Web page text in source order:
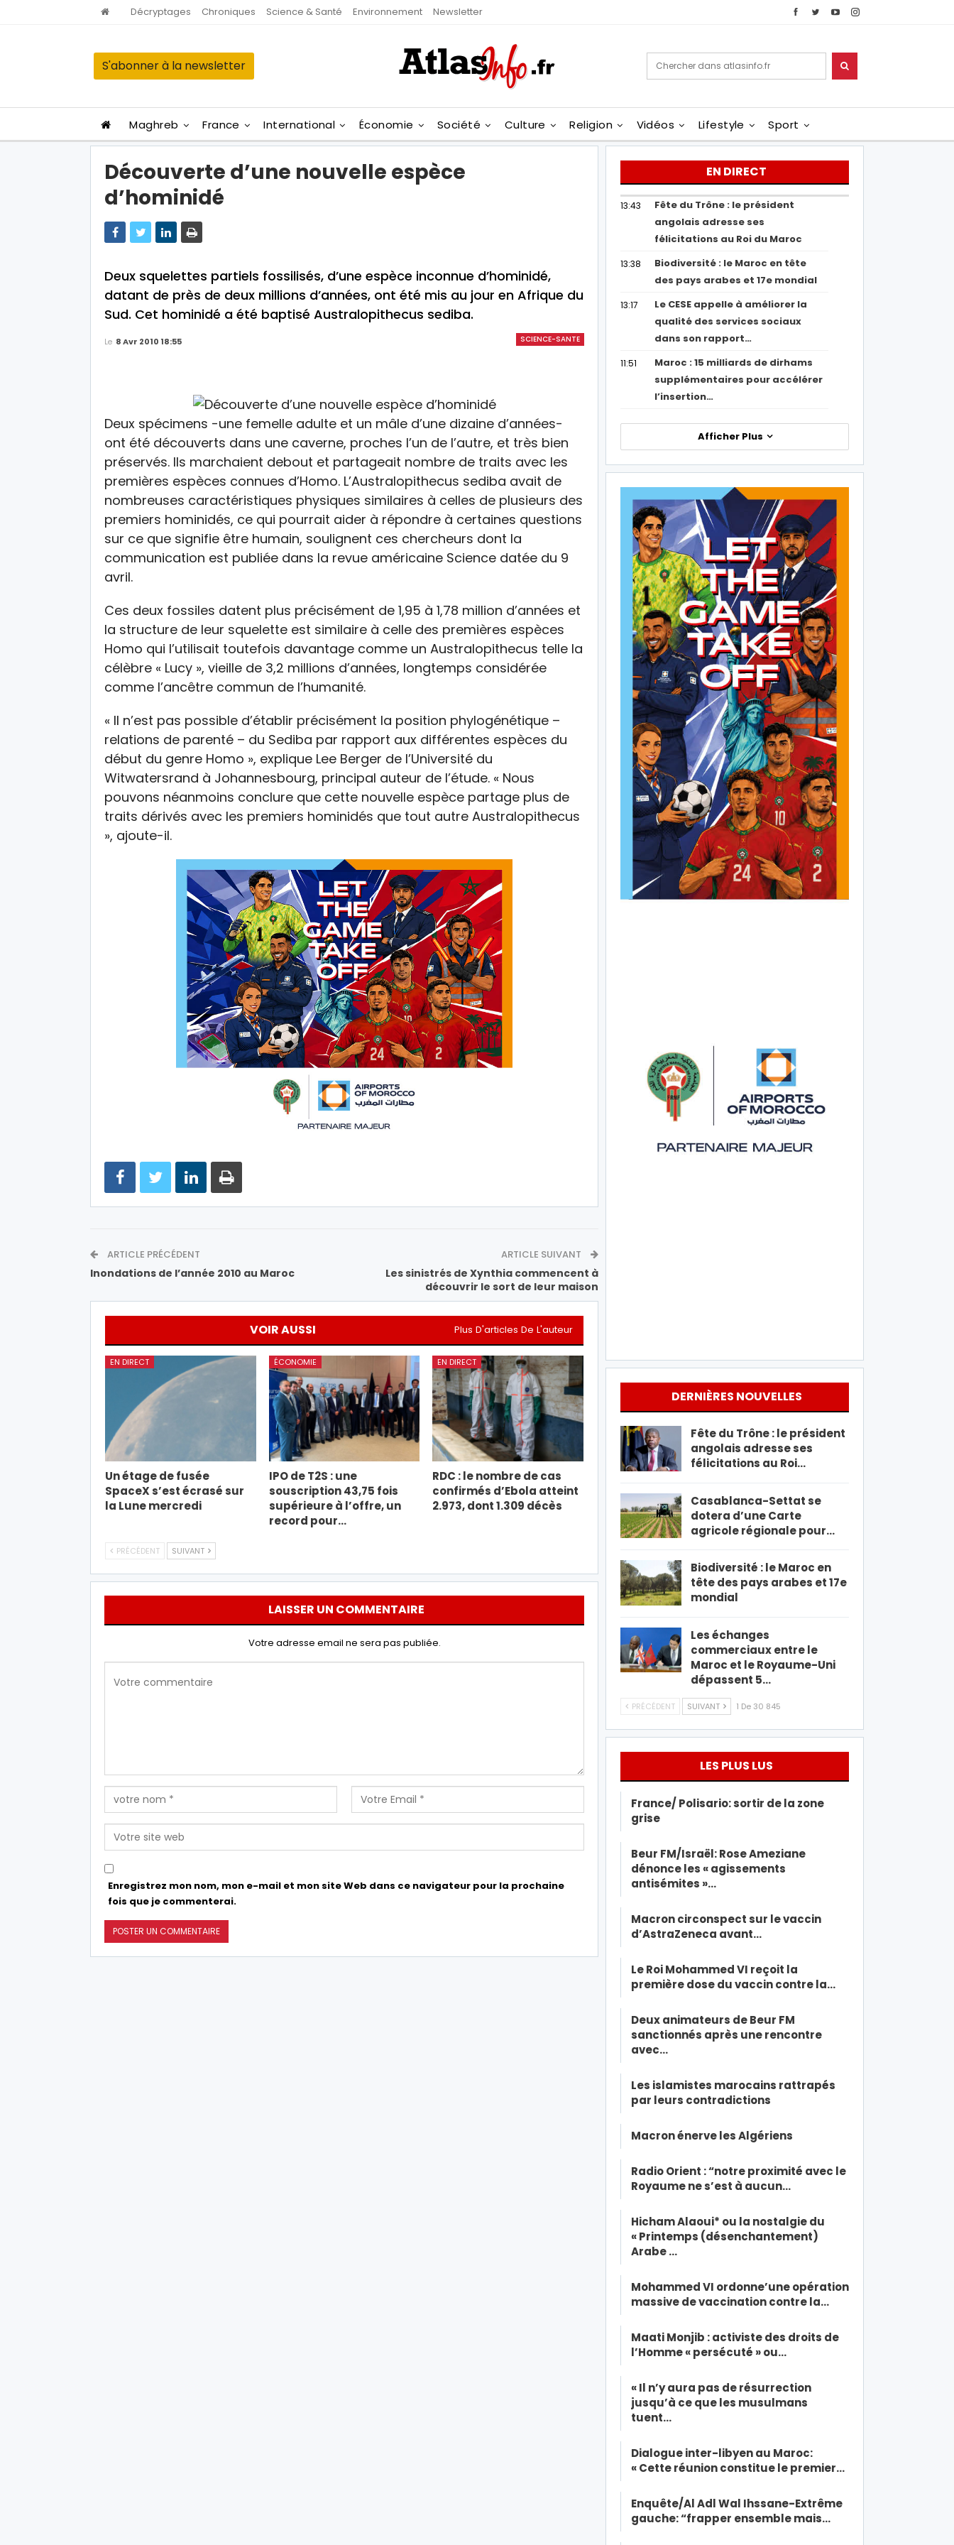
Décryptages Chroniques Science & Santé Environnement Newsletter
S'abonner à la newsletter
Maghreb France International Économie Société Culture Religion Vidéos Lifestyle Sport
Découverte d’une nouvelle espèce
d’hominidé
Deux squelettes partiels fossilisés, d’une espèce inconnue d’hominidé,
datant de près de deux millions d’années, ont été mis au jour en Afrique du
Sud. Cet hominidé a été baptisé Australopithecus sediba.
SCIENCE-SANTE
Le 8 Avr 2010 18:55
Deux spécimens -une femelle adulte et un mâle d’une dizaine d’années-
ont été découverts dans une caverne, proches l’un de l’autre, et très bien
préservés. Ils marchaient debout et partageait nombre de traits avec les
premières espèces connues d’Homo. L’Australopithecus sediba avait de
nombreuses caractéristiques physiques similaires à celles de plusieurs des
premiers hominidés, ce qui pourrait aider à répondre à certaines questions
sur ce que signifie être humain, soulignent ces chercheurs dont la
communication est publiée dans la revue américaine Science datée du 9
avril.
Ces deux fossiles datent plus précisément de 1,95 à 1,78 million d’années et
la structure de leur squelette est similaire à celle des premières espèces
Homo qui l’utilisait toutefois davantage comme un Australopithecus telle la
célèbre « Lucy », vieille de 3,2 millions d’années, longtemps considérée
comme l’ancêtre commun de l’humanité.
« Il n’est pas possible d’établir précisément la position phylogénétique –
relations de parenté – du Sediba par rapport aux différentes espèces du
début du genre Homo », explique Lee Berger de l’Université du
Witwatersrand à Johannesbourg, principal auteur de l’étude. « Nous
pouvons néanmoins conclure que cette nouvelle espèce partage plus de
traits dérivés avec les premiers hominidés que tout autre Australopithecus
», ajoute-il.
ARTICLE PRÉCÉDENT
Inondations de l’année 2010 au Maroc
ARTICLE SUIVANT
Les sinistrés de Xynthia commencent à
découvrir le sort de leur maison
VOIR AUSSI Plus D'articles De L'auteur
EN DIRECT
Un étage de fusée
SpaceX s’est écrasé sur
la Lune mercredi
ÉCONOMIE
IPO de T2S : une
souscription 43,75 fois
supérieure à l’offre, un
record pour…
EN DIRECT
RDC : le nombre de cas
confirmés d’Ebola atteint
2.973, dont 1.309 décès
PRÉCÉDENT SUIVANT
LAISSER UN COMMENTAIRE
Votre adresse email ne sera pas publiée.
Enregistrez mon nom, mon e-mail et mon site Web dans ce navigateur pour la prochaine
fois que je commenterai.
EN DIRECT
13:43
Fête du Trône : le président
angolais adresse ses
félicitations au Roi du Maroc
13:38
Biodiversité : le Maroc en tête
des pays arabes et 17e mondial
13:17
Le CESE appelle à améliorer la
qualité des services sociaux
dans son rapport…
11:51
Maroc : 15 milliards de dirhams
supplémentaires pour accélérer
l’insertion…
Afficher Plus
DERNIÈRES NOUVELLES
Fête du Trône : le président
angolais adresse ses
félicitations au Roi…
Casablanca-Settat se
dotera d’une Carte
agricole régionale pour…
Biodiversité : le Maroc en
tête des pays arabes et 17e
mondial
Les échanges
commerciaux entre le
Maroc et le Royaume-Uni
dépassent 5…
PRÉCÉDENT SUIVANT 1 De 30 845
LES PLUS LUS
France/ Polisario: sortir de la zone
grise
Beur FM/Israël: Rose Ameziane
dénonce les « agissements
antisémites »…
Macron circonspect sur le vaccin
d’AstraZeneca avant…
Le Roi Mohammed VI reçoit la
première dose du vaccin contre la…
Deux animateurs de Beur FM
sanctionnés après une rencontre
avec…
Les islamistes marocains rattrapés
par leurs contradictions
Macron énerve les Algériens
Radio Orient : “notre proximité avec le
Royaume ne s’est à aucun…
Hicham Alaoui* ou la nostalgie du
« Printemps (désenchantement)
Arabe …
Mohammed VI ordonne’une opération
massive de vaccination contre la…
Maati Monjib : activiste des droits de
l’Homme « persécuté » ou…
« Il n’y aura pas de résurrection
jusqu’à ce que les musulmans
tuent…
Dialogue inter-libyen au Maroc:
« Cette réunion constitue le premier…
Enquête/Al Adl Wal Ihssane-Extrême
gauche: “frapper ensemble mais…